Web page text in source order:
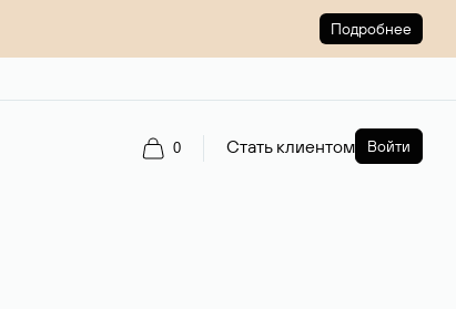
Подробнее
0 Стать клиентом Войти